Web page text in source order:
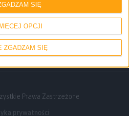
strony.
OPCJI
ZGADZAM SIĘ
SIĘ
kolejny Brand Store w
Prawa Zastrzeżone
prywatności